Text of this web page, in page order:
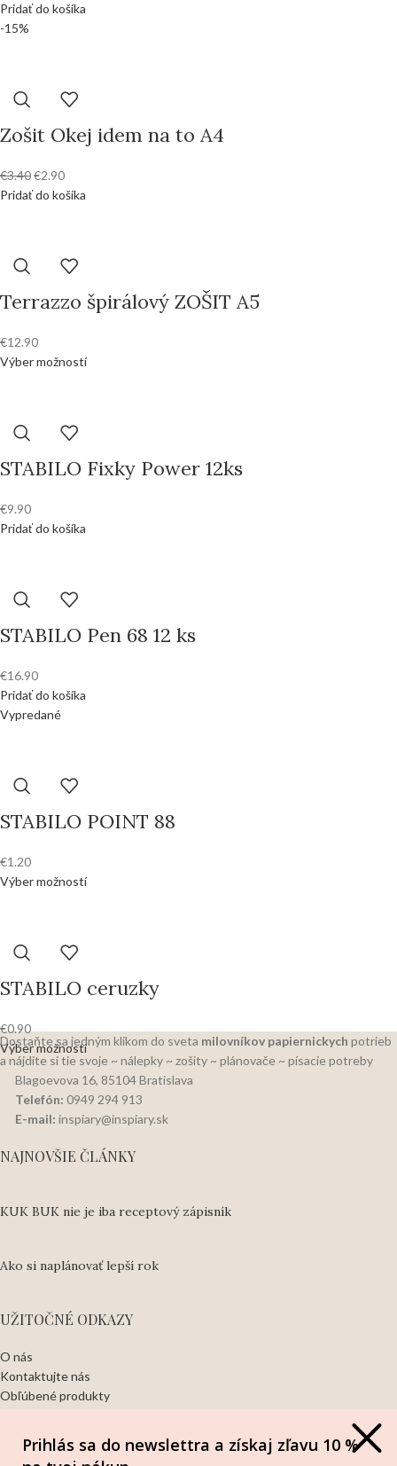
Pridať do košíka
-15%
Zošit Okej idem na to A4
€3.40€2.90
Pridať do košíka
Terrazzo špirálový ZOŠIT A5
€12.90
Výber možností
STABILO Fixky Power 12ks
€9.90
Pridať do košíka
STABILO Pen 68 12 ks
€16.90
Pridať do košíka
Vypredané
STABILO POINT 88
€1.20
Výber možností
STABILO ceruzky
€0.90
Výber možností
Dostaňte sa jedným klikom do sveta milovníkov papiernickych potrieb
a nájdite si tie svoje ~ nálepky ~ zošity ~ plánovače ~ písacie potreby
Blagoevova 16, 85104 Bratislava
Telefón: 0949 294 913
E-mail: inspiary@inspiary.sk
NAJNOVŠIE ČLÁNKY
KUK BUK nie je iba receptový zápisník
Ako si naplánovať lepší rok
UŽITOČNÉ ODKAZY
O nás
Kontaktujte nás
Obľúbené produkty
Odstúpiť od zmluvy TU
Prihlás sa do newslettra a získaj zľavu 10 %